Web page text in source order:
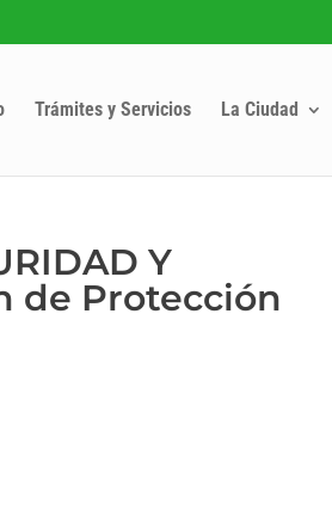
Trámites y Servicios La Ciudad
Y
de Protección